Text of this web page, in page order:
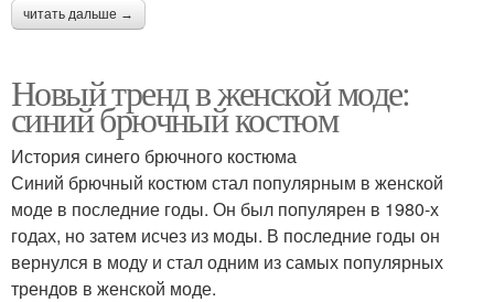
читать дальше →
Новый тренд в женской моде:
синий брючный костюм
История синего брючного костюма
Синий брючный костюм стал популярным в женской
моде в последние годы. Он был популярен в 1980-х
годах, но затем исчез из моды. В последние годы он
вернулся в моду и стал одним из самых популярных
трендов в женской моде.